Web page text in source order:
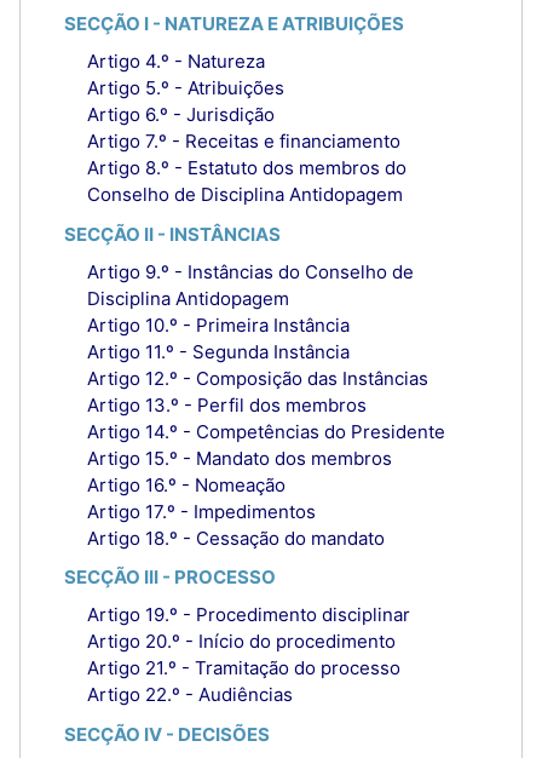
SECÇÃO I - NATUREZA E ATRIBUIÇÕES
Artigo 4.º - Natureza
Artigo 5.º - Atribuições
Artigo 6.º - Jurisdição
Artigo 7.º - Receitas e financiamento
Artigo 8.º - Estatuto dos membros do
Conselho de Disciplina Antidopagem
SECÇÃO II - INSTÂNCIAS
Artigo 9.º - Instâncias do Conselho de
Disciplina Antidopagem
Artigo 10.º - Primeira Instância
Artigo 11.º - Segunda Instância
Artigo 12.º - Composição das Instâncias
Artigo 13.º - Perfil dos membros
Artigo 14.º - Competências do Presidente
Artigo 15.º - Mandato dos membros
Artigo 16.º - Nomeação
Artigo 17.º - Impedimentos
Artigo 18.º - Cessação do mandato
SECÇÃO III - PROCESSO
Artigo 19.º - Procedimento disciplinar
Artigo 20.º - Início do procedimento
Artigo 21.º - Tramitação do processo
Artigo 22.º - Audiências
SECÇÃO IV - DECISÕES